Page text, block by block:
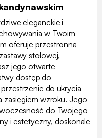
eleganckie i
w Twoim
oferuje przestronną
stołowej,
jego otwarte
dostęp do
do ukrycia
wzroku. Jego
do Twojego
i estetyczny, doskonale